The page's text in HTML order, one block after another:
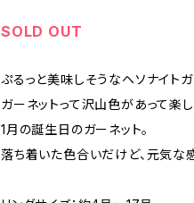
SOLD OUT
ぷるっと美味しそうなヘソナイトガ
ガーネットって沢山色があって楽
1月の誕生日のガーネット。
落ち着いた色合いだけど、元気な